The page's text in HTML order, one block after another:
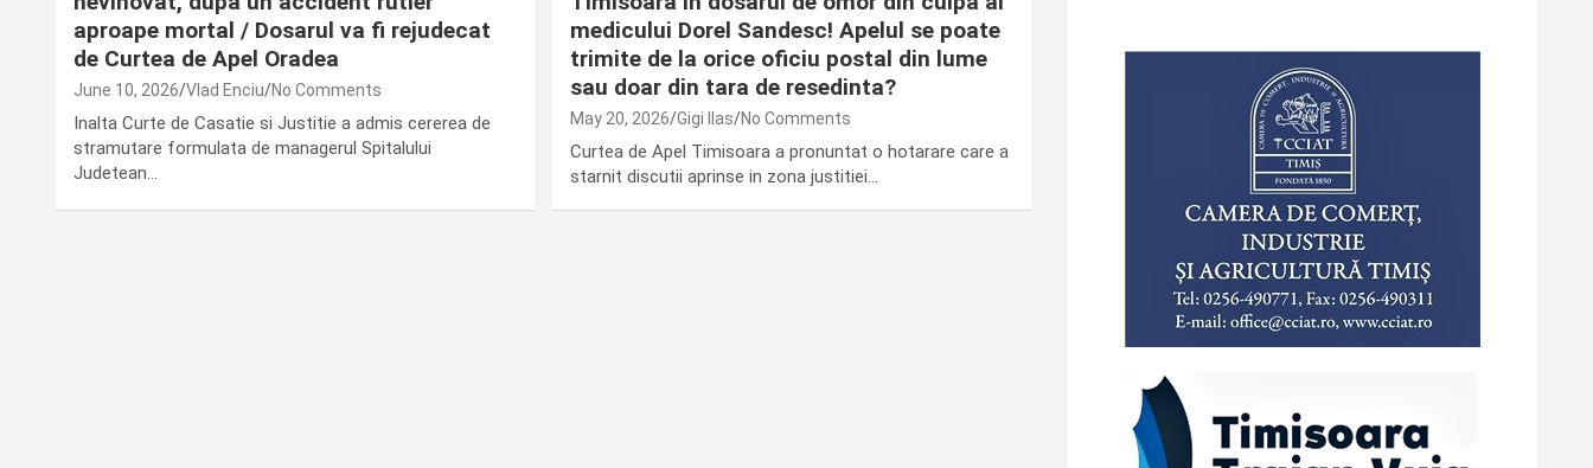
aproape mortal / Dosarul va fi rejudecat
de Curtea de Apel Oradea
June 10, 2026 Vlad Enciu No Comments
Inalta Curte de Casatie si Justitie a admis cererea de
stramutare formulata de managerul Spitalului
Judetean…
medicului Dorel Sandesc! Apelul se poate
trimite de la orice oficiu postal din lume
sau doar din tara de resedinta?
May 20, 2026 Gigi Ilas No Comments
Curtea de Apel Timisoara a pronuntat o hotarare care a
starnit discutii aprinse in zona justitiei…